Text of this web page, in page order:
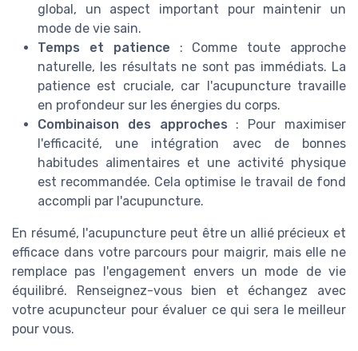
global, un aspect important pour maintenir un
mode de vie sain.
Temps et patience : Comme toute approche
naturelle, les résultats ne sont pas immédiats. La
patience est cruciale, car l'acupuncture travaille
en profondeur sur les énergies du corps.
Combinaison des approches : Pour maximiser
l'efficacité, une intégration avec de bonnes
habitudes alimentaires et une activité physique
est recommandée. Cela optimise le travail de fond
accompli par l'acupuncture.
En résumé, l'acupuncture peut être un allié précieux et
efficace dans votre parcours pour maigrir, mais elle ne
remplace pas l'engagement envers un mode de vie
équilibré. Renseignez-vous bien et échangez avec
votre acupuncteur pour évaluer ce qui sera le meilleur
pour vous.